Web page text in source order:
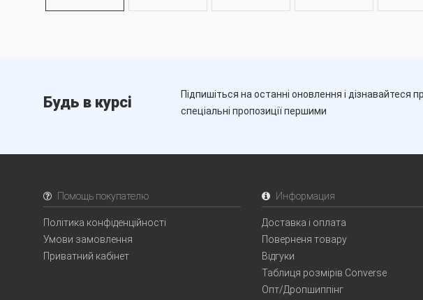
Будь в курсі
Підпишіться на останні оновлення і дізнавайтеся
спеціальні пропозиції першими
Помощь покупателю
Політика конфіденційності
Умови замовлення
Приватний кабінет
Информация
Доставка і оплата
Поверненя товару
Відгуки
Таблиця розмірів Converse
Опт/Дропшиппінг